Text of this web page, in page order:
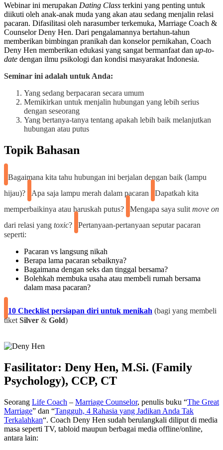
Webinar ini merupakan Dating Class terkini yang penting untuk
diikuti oleh anak-anak muda yang akan atau sedang menjalin relasi
pacaran. Difasilitasi oleh narasumber terkemuka, Marriage Coach &
Counselor Deny Hen. Dari pengalamannya bertahun-tahun
memberikan bimbingan pranikah dan konselor pernikahan, Coach
Deny Hen memberikan edukasi yang sangat bermanfaat dan up-to-
date dengan ilmu psikologi dan kondisi masyarakat Indonesia.
Seminar ini adalah untuk Anda:
Yang sedang berpacaran secara umum
Memikirkan untuk menjalin hubungan yang lebih serius
dengan seseorang
Yang bertanya-tanya tentang apakah lebih baik melanjutkan
hubungan atau putus
Topik Bahasan
Bagaimana kita tahu hubungan ini berjalan dengan baik (lampu
hijau)?
Apa saja lampu merah dalam pacaran
Dapatkah kita
memperbaikinya atau haruskah putus?
Mengapa saya sulitmove on
dari relasi yang toxic?
Pertanyaan-pertanyaan seputar pacaran
seperti:
Pacaran vs langsung nikah
Berapa lama pacaran sebaiknya?
Bagaimana dengan seks dan tinggal bersama?
Bolehkah membuka usaha atau membeli rumah bersama
dalam masa pacaran?
10 Checklist persiapan diri untuk menikah (bagi yang membeli
tiketSilver & Gold)
Fasilitator: Deny Hen, M.Si. (Family
Psychology), CCP, CT
Seorang Life Coach – Marriage Counselor, penulis buku “The Great
Marriage” dan “Tangguh, 4 Rahasia yang Jadikan Anda Tak
Terkalahkan“. Coach Deny Hen sudah berulangkali diliput di media
masa seperti TV, tabloid maupun berbagai media offline/online,
antara lain: